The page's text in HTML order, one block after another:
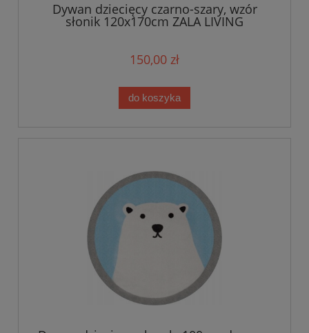
Dywan dziecięcy czarno-szary, wzór
słonik 120x170cm ZALA LIVING
150,00 zł
do koszyka